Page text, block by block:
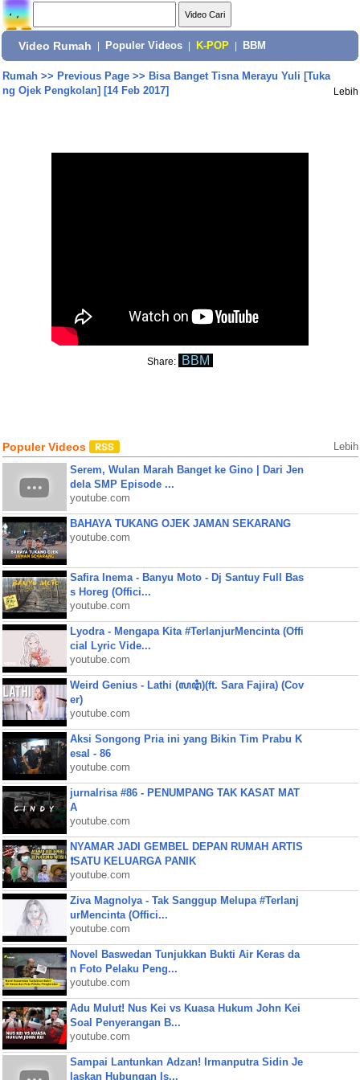
Video Rumah Populer Videos K-POP BBM
Rumah>> Previous Page>> Bisa Banget Tisna Merayu Yuli [Tuka
ng Ojek Pengkolan] [14 Feb 2017]
Lebih
Share: BBM
Populer Videos Lebih
Serem, Wulan Marah Banget ke Gino | Dari Jen
dela SMP Episode ...
youtube.com
BAHAYA TUKANG OJEK JAMAN SEKARANG
youtube.com
Safira Inema - Banyu Moto - Dj Santuy Full Bas
s Horeg (Offici...
youtube.com
Lyodra - Mengapa Kita #TerlanjurMencinta (Offi
cial Lyric Vide...
youtube.com
Weird Genius - Lathi (ꦭꦛꦶ)(ft. Sara Fajira) (Cov
er)
youtube.com
Aksi Songong Pria ini yang Bikin Tim Prabu K
esal - 86
youtube.com
jurnalrisa #86 - PENUMPANG TAK KASAT MAT
A
youtube.com
NYAMAR JADI GEMBEL DEPAN RUMAH ARTIS
❗SATU KELUARGA PANIK
youtube.com
Ziva Magnolya - Tak Sanggup Melupa #Terlanj
urMencinta (Offici...
youtube.com
Novel Baswedan Tunjukkan Bukti Air Keras da
n Foto Pelaku Peng...
youtube.com
Adu Mulut! Nus Kei vs Kuasa Hukum John Kei
Soal Penyerangan B...
youtube.com
Sampai Lantunkan Adzan! Irmanputra Sidin Je
laskan Hubungan Is...